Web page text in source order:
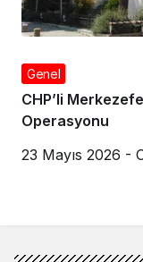
Genel
CHP’li
Operasyonu
23 Mayıs 2026 -